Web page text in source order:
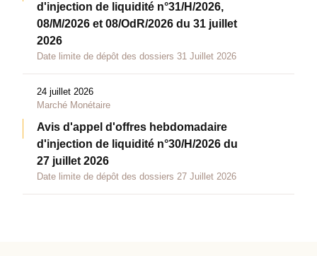
d'injection de liquidité n°31/H/2026,
08/M/2026 et 08/OdR/2026 du 31 juillet
2026
Date limite de dépôt des dossiers 31 Juillet 2026
24 juillet 2026
Marché Monétaire
Avis d'appel d'offres hebdomadaire
d'injection de liquidité n°30/H/2026 du
27 juillet 2026
Date limite de dépôt des dossiers 27 Juillet 2026